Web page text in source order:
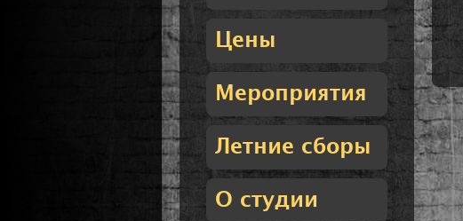
Цены
Мероприятия
Летние сборы
О студии